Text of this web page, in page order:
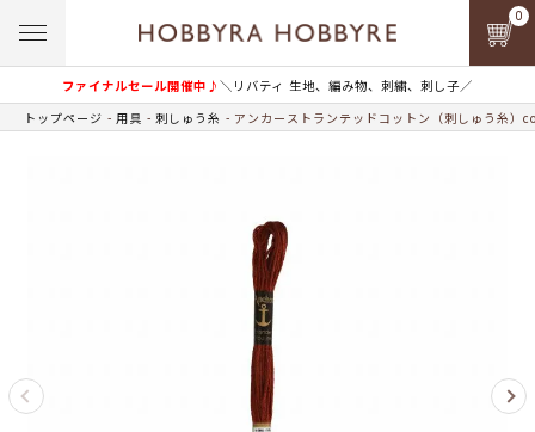
ファイナルセール開催中♪＼リバティ 生地、編み物、刺繍、刺し子／
0
トップページ 用具 刺しゅう糸 アンカーストランテッドコットン（刺しゅう糸）